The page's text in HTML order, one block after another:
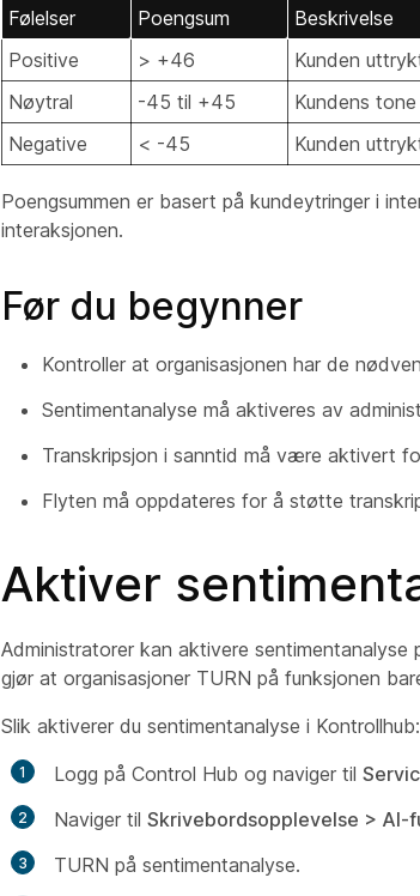
Følelser Poengsum
Beskrivelse
Positive
> +46
Kunden
Nøytral
-45 til +45
Kundens
Negative
< -45 Kunden
Poengsummen er basert på kundeytringer i
interaksjonen.
Før du begynner
Kontroller at organisasjonen har de
Sentimentanalyse må aktiveres av
Transkripsjon i sanntid må være aktivert
Flyten må oppdateres for å støtte
Aktiver
Administratorer kan aktivere
gjør at organisasjoner TURN på funksjonen
Slik aktiverer du sentimentanalyse i Kontrollhub:
Logg på Control Hub og naviger til
Naviger til Skrivebordsopplevelse > AI-
TURN på sentimentanalyse.